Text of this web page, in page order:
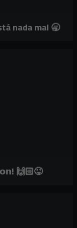
nada mal 🥱
🙌🏻😜